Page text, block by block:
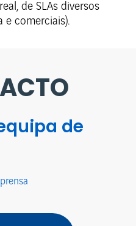
de SLAs diversos
e comerciais).
de